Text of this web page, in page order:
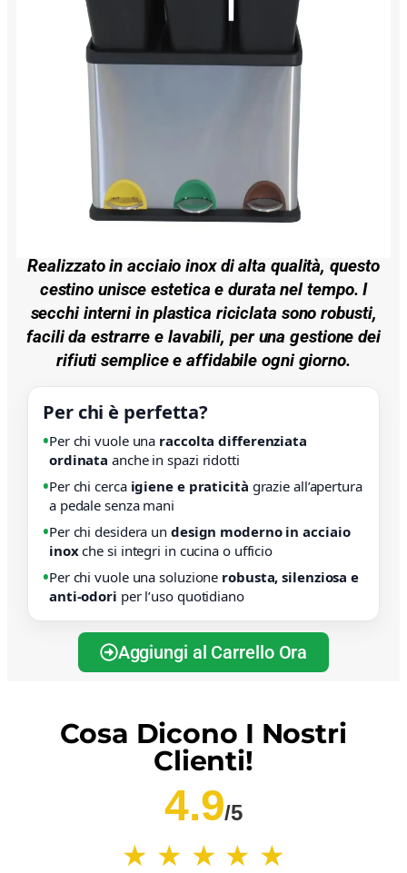
Realizzato inacciaio inox di alta qualità, questo
cestino unisce estetica e durata nel tempo. I
secchi interni in plastica riciclata sono robusti,
facili da estrarre e lavabili, per una gestione dei
rifiuti semplice e affidabile ogni giorno.
Per chi è perfetta?
•Per chi vuole una raccolta differenziata
ordinata anche in spazi ridotti
•Per chi cerca igiene e praticità grazie all’apertura
a pedale senza mani
•Per chi desidera un design moderno in acciaio
inoxche si integri in cucina o ufficio
•Per chi vuole una soluzione robusta, silenziosa e
anti-odori per l’uso quotidiano
Aggiungi al Carrello Ora
Cosa Dicono I Nostri
Clienti!
4.9/5
★ ★ ★ ★ ★